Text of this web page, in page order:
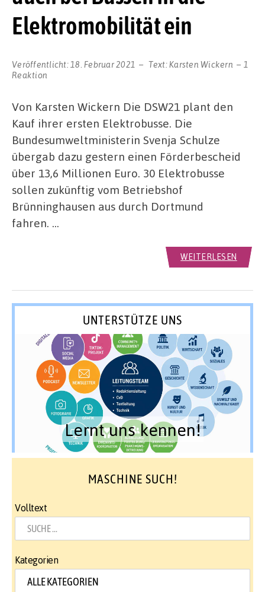
Elektromobilität ein
Veröffentlicht: 18. Februar 2021 Text:Karsten Wickern
1
Reaktion
Von Karsten Wickern Die DSW21 plant den
Kauf ihrer ersten Elektrobusse. Die
Bundesumweltministerin Svenja Schulze
übergab dazu gestern einen Förderbescheid
über 13,6 Millionen Euro. 30 Elektrobusse
sollen zukünftig vom Betriebshof
Brünninghausen aus durch Dortmund
fahren. …
WEITERLESEN
UNTERSTÜTZE UNS
Lernt uns kennen!
MASCHINE SUCH!
Volltext
Kategorien